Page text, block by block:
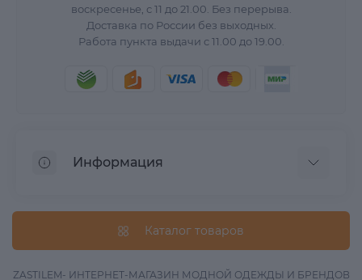
воскресенье, с 11 до 21.00. Без перерыва.
Доставка по России без выходных.
Работа пункта выдачи с 11.00 до 19.00.
Информация
Информация о доставке
Оферта
Каталог товаров
ZASTILEM- ИНТЕРНЕТ-МАГАЗИН МОДНОЙ ОДЕЖДЫ И БРЕНДОВ